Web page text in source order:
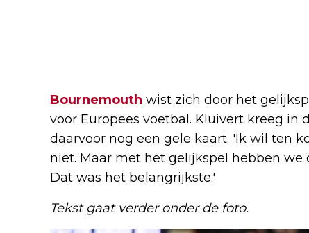
Bournemouth wist zich door het
voor Europees voetbal. Kluivert kreeg in
daarvoor nog een gele kaart. 'Ik wil ten
niet. Maar met het gelijkspel hebben we
Dat was het belangrijkste.'
Tekst gaat verder onder de foto.